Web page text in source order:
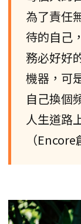
為了責任
待的自己
務必好好
機器，可
自己換個
人生道路
（Encore